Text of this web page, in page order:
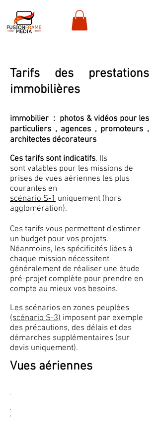
Tarifs des prestations
immobilières
immobilier : photos & vidéos pour les
particuliers , agences , promoteurs ,
architectes décorateurs
Ces tarifs sont indicatifs. Ils
sont valables pour les missions de
prises de vues aériennes les plus
courantes en
scénario S-1 uniquement (hors
agglomération).
Ces tarifs vous permettent d'estimer
un budget pour vos projets.
Néanmoins, les spécificités liées à
chaque mission nécessitent
généralement de réaliser une étude
pré-projet complète pour prendre en
compte au mieux vos besoins.
Les scénarios en zones peuplées
(scénario S-3) imposent par exemple
des précautions, des délais et des
démarches supplémentaires (sur
devis uniquement).
Vues aériennes